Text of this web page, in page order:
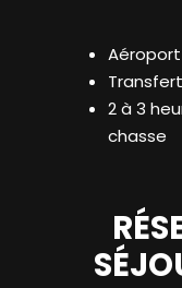
2 à 3
chasse